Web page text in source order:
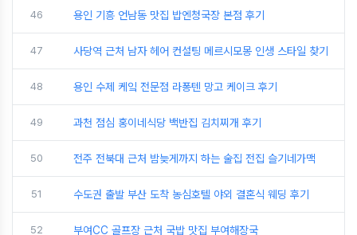
46 용인 기흥 언남동 맛집 밥엔청국장 본점 후기
47 사당역 근처 남자 헤어 컨설팅 메르시모몽 인생 스타일 찾기
48 용인 수제 케잌 전문점 라퐁텐 망고 케이크 후기
49 과천 점심 홍이네식당 백반집 김치찌개 후기
50 전주 전북대 근처 밤늦게까지 하는 술집 전집 슬기네가맥
51 수도권 출발 부산 도착 농심호텔 야외 결혼식 웨딩 후기
52 부여CC 골프장 근처 국밥 맛집 부여해장국